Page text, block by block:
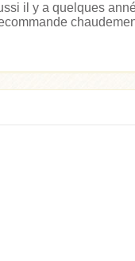
il y a quelques